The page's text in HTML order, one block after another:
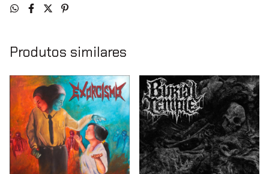
Produtos similares